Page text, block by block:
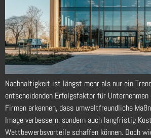
Nachhaltigkeit ist längst mehr als nur ein
entscheidenden Erfolgsfaktor für Unternehmen
Firmen erkennen, dass umweltfreundliche
Image verbessern, sondern auch langfristig
Wettbewerbsvorteile schaffen können. Doch